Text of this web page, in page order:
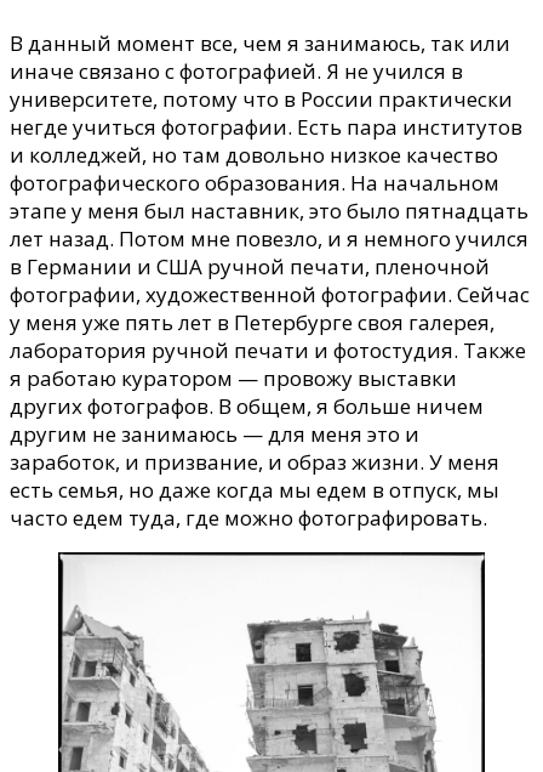
В данный момент все, чем я занимаюсь, так или
иначе связано с фотографией. Я не учился в
университете, потому что в России практически
негде учиться фотографии. Есть пара институтов
и колледжей, но там довольно низкое качество
фотографического образования. На начальном
этапе у меня был наставник, это было пятнадцать
лет назад. Потом мне повезло, и я немного учился
в Германии и США ручной печати, пленочной
фотографии, художественной фотографии. Сейчас
у меня уже пять лет в Петербурге своя галерея,
лаборатория ручной печати и фотостудия. Также
я работаю куратором — провожу выставки
других фотографов. В общем, я больше ничем
другим не занимаюсь — для меня это и
заработок, и призвание, и образ жизни. У меня
есть семья, но даже когда мы едем в отпуск, мы
часто едем туда, где можно фотографировать.